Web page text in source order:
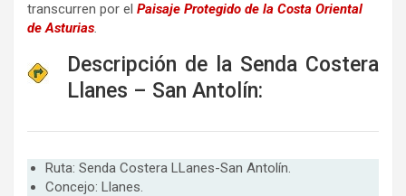
transcurren por el Paisaje Protegido de la Costa Oriental
de Asturias.
Descripción de la Senda Costera
Llanes – San Antolín:
Ruta: Senda Costera LLanes-San Antolín.
Concejo: Llanes.